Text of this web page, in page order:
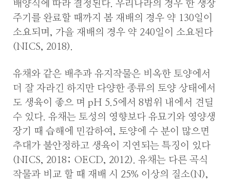
배양식에 따라 결정된다. 우리나라의 경우 한 생장
주기를 완료할 때까지 봄 재배의 경우 약 130일이
소요되며, 가을 재배의 경우 약 240일이 소요된다
(NICS, 2018).
유채와 같은 배추과 유지작물은 비옥한 토양에서
더 잘 자라긴 하지만 다양한 종류의 토양 상태에서
도 생육이 좋으 며 pH 5.5에서 8범위 내에서 견딜
수 있다. 유채는 토성의 영향보다 유묘기와 영양생
장기 때 습해에 민감하여, 토양에 수 분이 많으면
추대가 불안정하고 생육이 지연되는 특징이 있다
(NICS, 2018; OECD, 2012). 유채는 다른 곡식
작물과 비교 할 때 재배 시 25% 이상의 질소(N),